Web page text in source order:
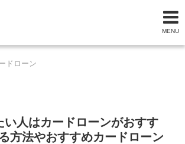
MENU
ドローン
い人はカードローンがおすす
方法やおすすめカードローン